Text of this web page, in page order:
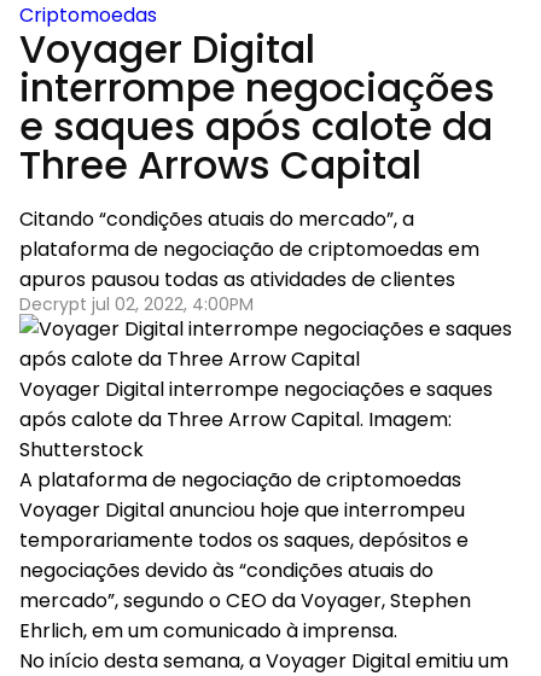
Criptomoedas
Voyager Digital
interrompe negociações
e saques após calote da
Three Arrows Capital
Citando “condições atuais do mercado”, a
plataforma de negociação de criptomoedas em
apuros pausou todas as atividades de clientes
Decrypt jul 02, 2022, 4:00PM
Voyager Digital interrompe negociações e saques
após calote da Three Arrow Capital. Imagem:
Shutterstock
A plataforma de negociação de criptomoedas
Voyager Digital anunciou hoje que interrompeu
temporariamente todos os saques, depósitos e
negociações devido às “condições atuais do
mercado”, segundo o CEO da Voyager, Stephen
Ehrlich, em um comunicado à imprensa.
No início desta semana, a Voyager Digital emitiu um